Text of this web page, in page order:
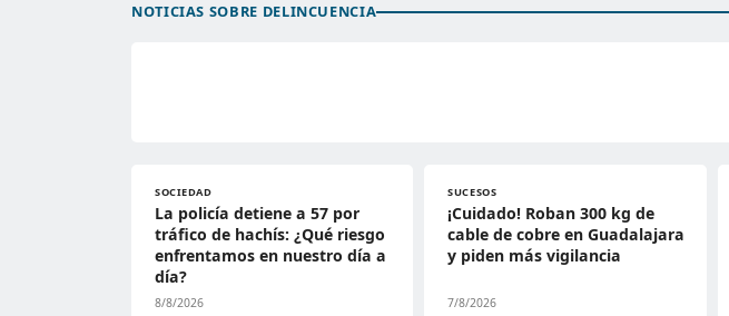
NOTICIAS SOBRE DELINCUENCIA
SOCIEDAD
La policía detiene a 57 por
tráfico de hachís: ¿Qué riesgo
enfrentamos en nuestro día a
día?
8/8/2026
SUCESOS
¡Cuidado! Roban 300 kg de
cable de cobre en Guadalajara
y piden más vigilancia
7/8/2026